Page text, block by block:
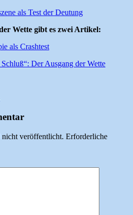
als Test der Deutung
Wette gibt es zwei Artikel:
als Crashtest
Der Ausgang der Wette
veröffentlicht. Erforderliche